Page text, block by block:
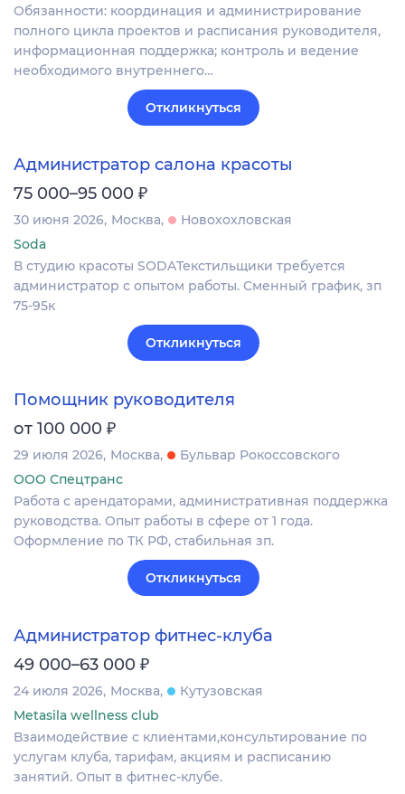
Обязанности: координация и администрирование
полного цикла проектов и расписания руководителя,
информационная поддержка; контроль и ведение
необходимого внутреннего…
Откликнуться
Администратор салона красоты
75 000–95 000 ₽
30 июня 2026 Москва
Новохохловская
Soda
В студию красоты SODAТекстильщики требуется
администратор с опытом работы. Сменный график, зп
75-95к
Откликнуться
Помощник руководителя
от 100 000 ₽
29 июля 2026 Москва
Бульвар Рокоссовского
ООО Спецтранс
Работа с арендаторами, административная поддержка
руководства. Опыт работы в сфере от 1 года.
Оформление по ТК РФ, стабильная зп.
Откликнуться
Администратор фитнес-клуба
49 000–63 000 ₽
24 июля 2026 Москва
Кутузовская
Metasila wellness club
Взаимодействие с клиентами,консультирование по
услугам клуба, тарифам, акциям и расписанию
занятий. Опыт в фитнес-клубе.